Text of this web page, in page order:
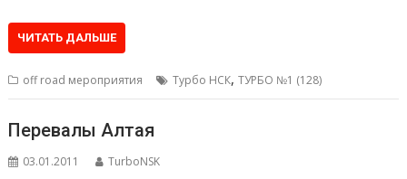
ЧИТАТЬ ДАЛЬШЕ
off road мероприятия Турбо НСК,ТУРБО №1 (128)
Перевалы Алтая
03.01.2011 TurboNSK